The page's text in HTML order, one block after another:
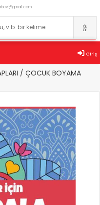
Giriş
/ ÇOCUK BOYAMA